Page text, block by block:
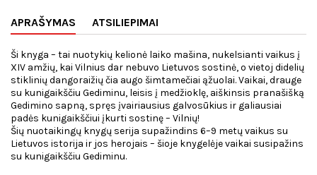
APRAŠYMAS ATSILIEPIMAI
Ši knyga – tai nuotykių kelionė laiko mašina, nukelsianti vaikus į
XIV amžių, kai Vilnius dar nebuvo Lietuvos sostinė, o vietoj didelių
stiklinių dangoraižių čia augo šimtamečiai ąžuolai. Vaikai, drauge
su kunigaikščiu Gediminu, leisis į medžioklę, aiškinsis pranašišką
Gedimino sapną, spręs įvairiausius galvosūkius ir galiausiai
padės kunigaikščiui įkurti sostinę – Vilnių!
Šių nuotaikingų knygų serija supažindins 6–9 metų vaikus su
Lietuvos istorija ir jos herojais – šioje knygelėje vaikai susipažins
su kunigaikščiu Gediminu.